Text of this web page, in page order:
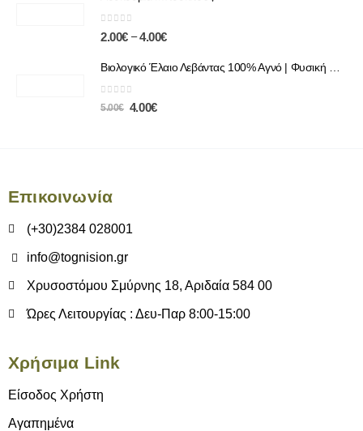
0out of 5
2.00€ – 4.00€
0 out of 5
5.00€ 4.00€
Επικοινωνία
(+30)2384 028001
info@tognision.gr
Χρυσοστόμου Σμύρνης 18, Αριδαία 584 00
Ώρες Λειτουργίας : Δευ-Παρ 8:00-15:00
Χρήσιμα Link
Είσοδος Χρήστη
Αγαπημένα